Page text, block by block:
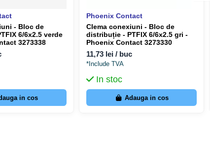
- Bloc de
6/6x2.5 verde
3273338
in cos
Phoenix Contact
Clema conexiuni - Bloc de
distribuție - PTFIX 6/6x2.5 gri -
Phoenix Contact 3273330
11,73 lei / buc
*Include TVA
In stoc
Adauga in cos